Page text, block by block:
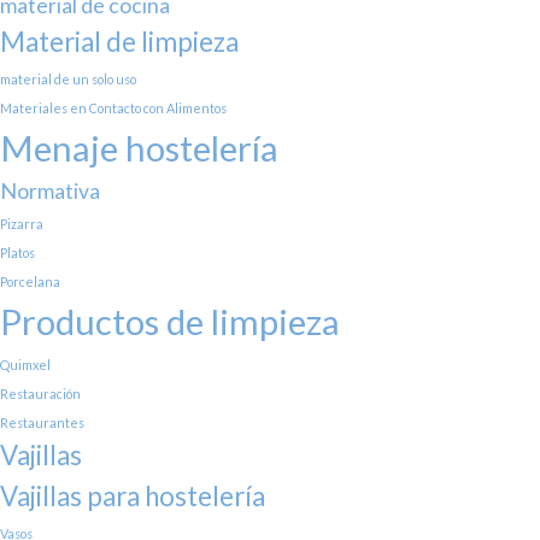
material de cocina
Material de limpieza
material de un solo uso
Materiales en Contacto con Alimentos
Menaje hostelería
Normativa
Pizarra
Platos
Porcelana
Productos de limpieza
Quimxel
Restauración
Restaurantes
Vajillas
Vajillas para hostelería
Vasos